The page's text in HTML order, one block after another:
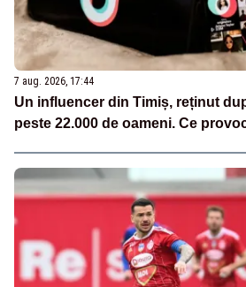
7 aug. 2026, 17:44
Un influencer din Timiș, reținut
peste 22.000 de oameni. Ce